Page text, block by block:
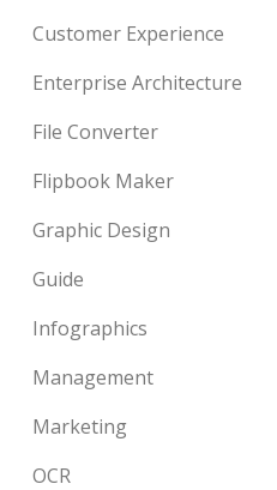
Customer Experience
Enterprise Architecture
File Converter
Flipbook Maker
Graphic Design
Guide
Infographics
Management
Marketing
OCR